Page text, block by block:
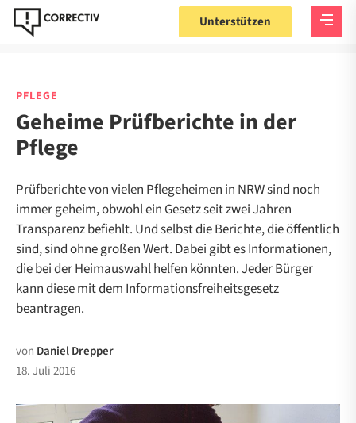
Unterstützen
PFLEGE
Geheime Prüfberichte in der
Pflege
Prüfberichte von vielen Pflegeheimen in NRW sind noch
immer geheim, obwohl ein Gesetz seit zwei Jahren
Transparenz befiehlt. Und selbst die Berichte, die öffentlich
sind, sind ohne großen Wert. Dabei gibt es Informationen,
die bei der Heimauswahl helfen könnten. Jeder Bürger
kann diese mit dem Informationsfreiheitsgesetz
beantragen.
von Daniel Drepper
18. Juli 2016